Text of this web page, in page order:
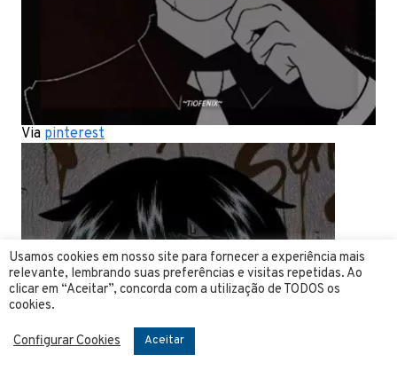
Via pinterest
Usamos cookies em nosso site para fornecer a experiência mais
relevante, lembrando suas preferências e visitas repetidas. Ao
clicar em “Aceitar”, concorda com a utilização de TODOS os
cookies.
Configurar Cookies Aceitar